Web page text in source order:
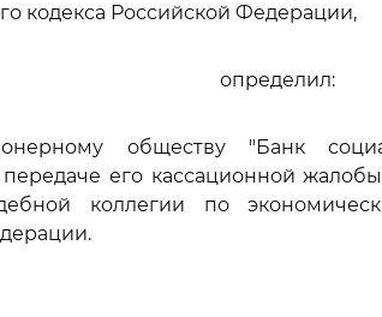
кодекса Российской Федерации,
определил:
обществу "Банк
передаче его кассационной
коллегии по